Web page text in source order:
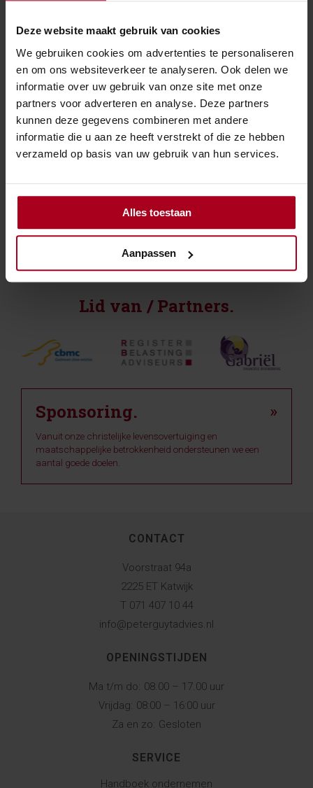
Deze website maakt gebruik van cookies
We gebruiken cookies om advertenties te personaliseren
en om ons websiteverkeer te analyseren. Ook delen we
informatie over uw gebruik van onze site met onze
partners voor adverteren en analyse. Deze partners
kunnen deze gegevens combineren met andere
informatie die u aan ze heeft verstrekt of die ze hebben
verzameld op basis van uw gebruik van hun services.
Alles toestaan
Aanpassen
rust.
Meer over Profit First lees je in het gratis boekje profit
first in 30 minuten
vul je gegevens hieronder in om deze gratis te
ontvangen
email adres
Lid van / Partners.
Sponsoring. »
Vanuit onze christelijke levensovertuiging en
maatschappelijke betrokkenheid ondersteunen we een
aantal goede doelen.
CONTACT
Voorstraat 94a
2225 ET Katwijk
T 071 407 10 44
info@peterguytadvies.nl
OPENINGSTIJDEN
Ma t/m do: 08.00 – 17.00 uur
Vrijdag: 08:00 – 16:00 uur
Za en zo: Gesloten
SERVICE
Handboek ondernemen